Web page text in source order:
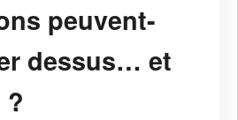
peuvent-
dessus… et